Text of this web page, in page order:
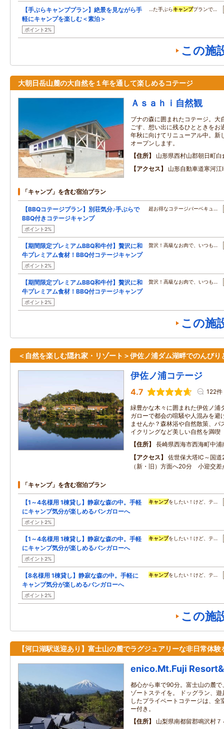
【手ぶらキャンププラン】絶景を見ながら手
軽にキャンプを楽しむ＜素泊＞
ポイント2%
…た手ぶらキャンププランで…
この施
大朝日岳山麓の大自然を１年を通して楽しめるコテージ
Ａｓａｈｉ自然観
ブナの森に囲まれたコテージ。大
ごす、想い出に残るひとときを
年秋に向けてリニューアル中。新
オープンします。
住所
山形県西村山郡朝日町
アクセス
山形自動車道寒河
「キャンプ」を含む宿泊プラン
【BBQコテージプラン】別荘気分♪手ぶらで
BBQ付きコテージキャンプ
ポイント2%
超お得なコテージバーベキュ…
【期間限定プレミアムBBQ和牛付】贅沢に和
牛プレミアム食材！BBQ付コテージキャンプ
ポイント2%
贅沢！高級なお肉で、いつも…
【期間限定プレミアムBBQ和牛付】贅沢に和
牛プレミアム食材！BBQ付コテージキャンプ
ポイント2%
贅沢！高級なお肉で、いつも…
この施
＜自然を楽しむ隠れ家・リゾート＞伊佐ノ浦ダム湖畔でのんび
伊佐ノ浦コテージ
4.7 122件
緑豊かな木々に囲まれた伊佐ノ浦
ガローで都会の喧騒や人混みを避
ませんか？森林浴や自然散策、バ
イクリングなど美しい自然を満喫
住所
長崎県西海市西海町中浦
アクセス
佐世保大塔IC～国
（新・旧）方面へ20分 小迎交差
「キャンプ」を含む宿泊プラン
【1～4名様用 1棟貸し】静寂な森の中。手軽
にキャンプ気分が楽しめるバンガローへ
ポイント2%
キャンプをしたい！けど、テ…
【1～4名様用 1棟貸し】静寂な森の中。手軽
にキャンプ気分が楽しめるバンガローへ
ポイント2%
キャンプをしたい！けど、テ…
【8名様用 1棟貸し】静寂な森の中。手軽に
キャンプ気分が楽しめるバンガローへ
ポイント2%
キャンプをしたい！けど、テ…
この施
【河口湖駅送迎あり】富士山の麓でラグジュアリーな非日常体験
enico.Mt.Fuji
都心から車で90分。富士山の麓
ゾートステイを。 ドッグラン、
したプライベートコテージは、全
ー付き。
住所
山梨県南都留郡鳴沢村